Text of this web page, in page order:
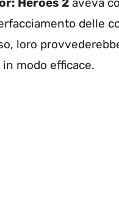
delle
loro
modo efficace.